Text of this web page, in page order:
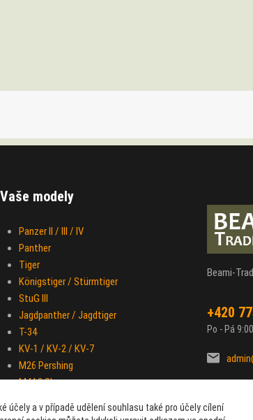
Vaše modely
Panzer II / III / IV
Panther
Tiger
Königstiger / Stürmtiger
StuG III
Jagdpanther / Jagdtiger
T-34
KV-1 / KV-2 / KV-7
M26 Pershing
M4A3 Sherman
Half-track M-16
Beami-
+420
Po - Pá
účely a v případě udělení souhlasu také pro účely cílení